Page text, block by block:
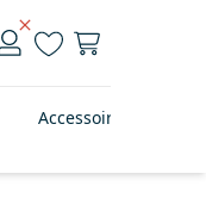
Accessoires